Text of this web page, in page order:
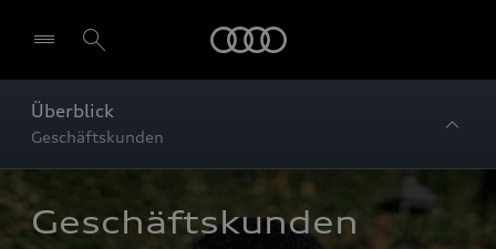
Überblick
Geschäftskunden
Geschäftskunden